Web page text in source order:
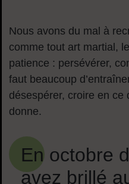
Nous avons du mal à
comme tout art martial,
patience : persévérer,
faut beaucoup
désespérer, croire en ce
donne.
En octobre
avez brillé